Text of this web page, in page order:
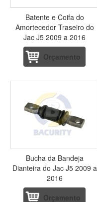
Batente e Coifa do
Amortecedor Traseiro do
Jac J5 2009 a 2016
Orçamento
Bucha da Bandeja
Dianteira do Jac J5 2009 a
2016
Orçamento